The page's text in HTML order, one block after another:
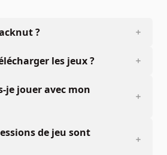
?
les jeux ?
je jouer avec mon
de jeu sont